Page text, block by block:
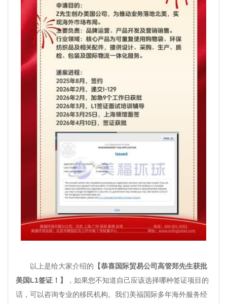
以上是给大家介绍的 【恭喜国际贸易公司高管郑先生获批
美国L1签证！】
，如果您不知道自己应该选择哪种签证项目的
话，可以咨询专业的移民机构。我们美福国际多年海外服务经